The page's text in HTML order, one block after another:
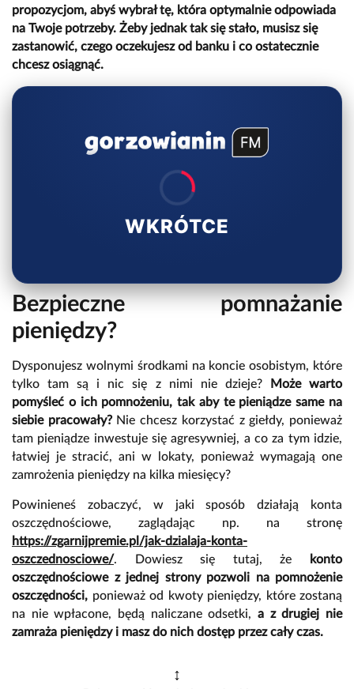
propozycjom, abyś wybrał tę, która optymalnie odpowiada
na Twoje potrzeby. Żeby jednak tak się stało, musisz się
zastanowić, czego oczekujesz od banku i co ostatecznie
chcesz osiągnąć.
WKRÓTCE
Bezpieczne pomnażanie
pieniędzy?
Dysponujesz wolnymi środkami na koncie osobistym, które
tylko tam są i nic się z nimi nie dzieje?
Może warto
pomyśleć o ich pomnożeniu, tak aby te pieniądze same na
siebie pracowały?Nie chcesz korzystać z giełdy, ponieważ
tam pieniądze inwestuje się agresywniej, a co za tym idzie,
łatwiej je stracić, ani w lokaty, ponieważ wymagają one
zamrożenia pieniędzy na kilka miesięcy?
Powinieneś zobaczyć, w jaki sposób działają konta
oszczędnościowe, zaglądając np. na stronę
https://zgarnijpremie.pl/jak-dzialaja-konta-
oszczednosciowe/. Dowiesz się tutaj, że
konto
oszczędnościowe z jednej strony pozwoli na pomnożenie
oszczędności, ponieważ od kwoty pieniędzy, które zostaną
na nie wpłacone, będą naliczane odsetki, a z drugiej nie
zamraża pieniędzy i masz do nich dostęp przez cały czas.
↕